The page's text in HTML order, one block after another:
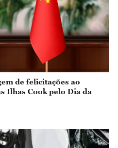
de felicitações ao
Ilhas Cook pelo Dia da